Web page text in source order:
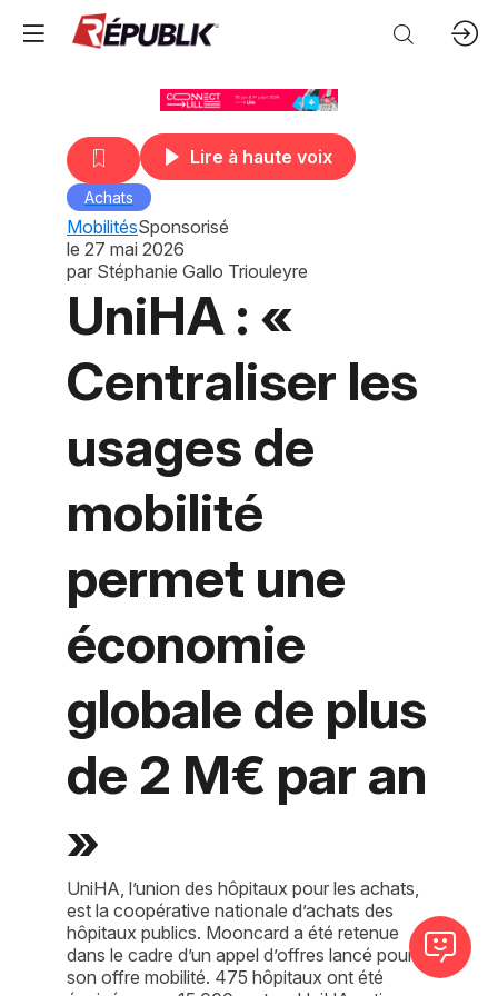
Lire à haute voix
Achats
MobilitésSponsorisé
le 27 mai 2026
par Stéphanie Gallo Triouleyre
UniHA : «
Centraliser les
usages de
mobilité
permet une
économie
globale de plus
de 2 M€ par an
»
UniHA, l’union des hôpitaux pour les achats,
est la coopérative nationale d’achats des
hôpitaux publics. Mooncard a été retenue
dans le cadre d’un appel d’offres lancé pour
son offre mobilité. 475 hôpitaux ont été